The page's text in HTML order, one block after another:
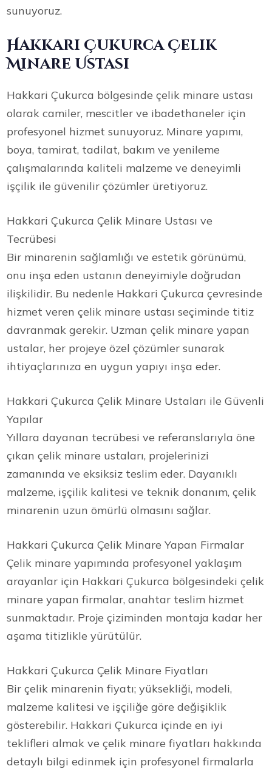
sunuyoruz.
Hakkari Çukurca Çelik
Minare Ustası
Hakkari Çukurca bölgesinde çelik minare ustası
olarak camiler, mescitler ve ibadethaneler için
profesyonel hizmet sunuyoruz. Minare yapımı,
boya, tamirat, tadilat, bakım ve yenileme
çalışmalarında kaliteli malzeme ve deneyimli
işçilik ile güvenilir çözümler üretiyoruz.
Hakkari Çukurca Çelik Minare Ustası ve
Tecrübesi
Bir minarenin sağlamlığı ve estetik görünümü,
onu inşa eden ustanın deneyimiyle doğrudan
ilişkilidir. Bu nedenle Hakkari Çukurca çevresinde
hizmet veren çelik minare ustası seçiminde titiz
davranmak gerekir. Uzman çelik minare yapan
ustalar, her projeye özel çözümler sunarak
ihtiyaçlarınıza en uygun yapıyı inşa eder.
Hakkari Çukurca Çelik Minare Ustaları ile Güvenli
Yapılar
Yıllara dayanan tecrübesi ve referanslarıyla öne
çıkan çelik minare ustaları, projelerinizi
zamanında ve eksiksiz teslim eder. Dayanıklı
malzeme, işçilik kalitesi ve teknik donanım, çelik
minarenin uzun ömürlü olmasını sağlar.
Hakkari Çukurca Çelik Minare Yapan Firmalar
Çelik minare yapımında profesyonel yaklaşım
arayanlar için Hakkari Çukurca bölgesindeki çelik
minare yapan firmalar, anahtar teslim hizmet
sunmaktadır. Proje çiziminden montaja kadar her
aşama titizlikle yürütülür.
Hakkari Çukurca Çelik Minare Fiyatları
Bir çelik minarenin fiyatı; yüksekliği, modeli,
malzeme kalitesi ve işçiliğe göre değişiklik
gösterebilir. Hakkari Çukurca içinde en iyi
teklifleri almak ve çelik minare fiyatları hakkında
detaylı bilgi edinmek için profesyonel firmalarla